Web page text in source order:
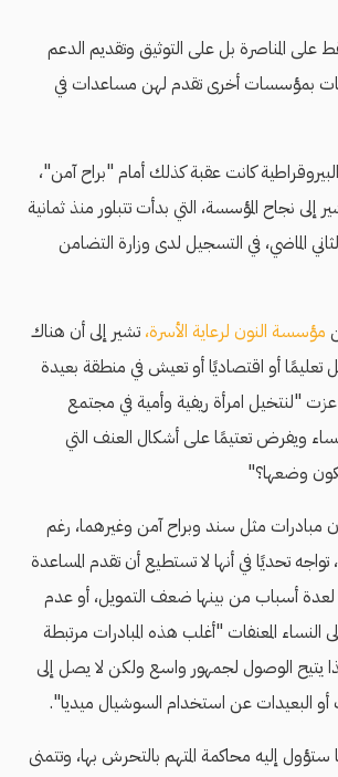
على المناصرة بل على التوثيق وتقديم الدعم
بمؤسسات أخرى تقدم لهن مساعدات في
كانت عقبة كذلك أمام "براح آمن"،
نجاح المؤسسة، التي بدأت تتبلور منذ ثمانية
الماضي، في التسجيل لدى وزارة التضامن
مؤسسة النون لرعاية الأسرة، تشير إلى أن هناك
تعليمًا أو اقتصاديًا أو تعيش في منطقة بعيدة
"لنتخيل امرأة ريفية وأمية في مجتمع
ويفرض تعتيمًا على أشكال العنف التي
وضعها؟"
مبادرات مثل سند وبراح آمن وغيرهما، رغم
تواجه تحديًا في أنها لا تستطيع أن تقدم المساعدة
لعدة أسباب من بينها ضعف التمويل، أو عدم
النساء المعنفات "أغلب هذه المبادرات مرتبطة
يتيح الوصول لجمهور واسع ولكن لا يصل إلى
أو البعيدات عن استخدام السوشيال ميديا".
ستؤول إليه محاكمة المتهم بالتحرش بها، وتتمنى